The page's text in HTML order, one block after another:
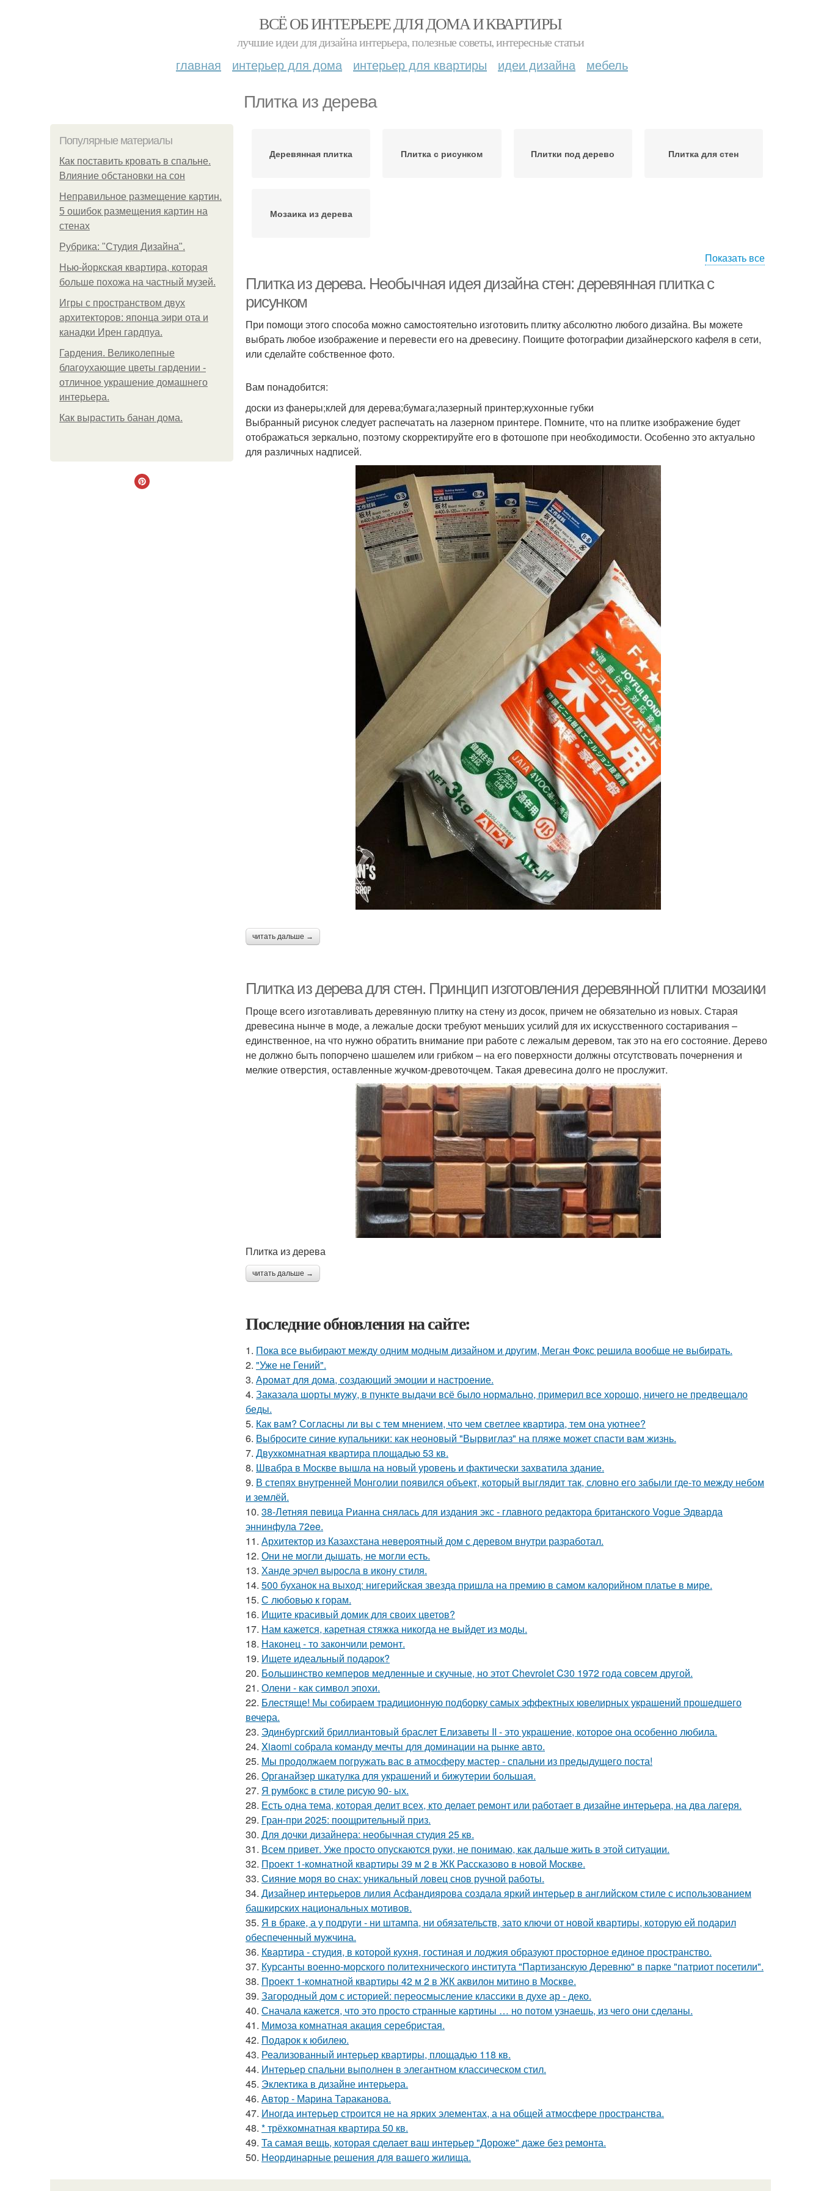
ВСЁ ОБ ИНТЕРЬЕРЕ ДЛЯ ДОМА И КВАРТИРЫ
лучшие идеи для дизайна интерьера, полезные советы, интересные статьи
главная интерьер для дома интерьер для квартиры идеи дизайна мебель
Плитка из дерева
Популярные материалы
Как поставить кровать в спальне.
Влияние обстановки на сон
Неправильное размещение картин.
5 ошибок размещения картин на
стенах
Рубрика: "Студия Дизайна".
Нью-йоркская квартира, которая
больше похожа на частный музей.
Игры с пространством двух
архитекторов: японца эири ота и
канадки Ирен гардпуа.
Гардения. Великолепные
благоухающие цветы гардении -
отличное украшение домашнего
интерьера.
Как вырастить банан дома.
Деревянная плитка Плитка с рисунком Плитки под дерево Плитка для стен
Мозаика из дерева
Показать все
Плитка из дерева. Необычная идея дизайна стен: деревянная плитка с
рисунком
При помощи этого способа можно самостоятельно изготовить плитку абсолютно любого дизайна. Вы можете
выбрать любое изображение и перевести его на древесину. Поищите фотографии дизайнерского кафеля в сети,
или сделайте собственное фото.
Вам понадобится:
доски из фанеры;клей для дерева;бумага;лазерный принтер;кухонные губки
Выбранный рисунок следует распечатать на лазерном принтере. Помните, что на плитке изображение будет
отображаться зеркально, поэтому скорректируйте его в фотошопе при необходимости. Особенно это актуально
для различных надписей.
читать дальше →
Плитка из дерева для стен. Принцип изготовления деревянной плитки мозаики
Проще всего изготавливать деревянную плитку на стену из досок, причем не обязательно из новых. Старая
древесина нынче в моде, а лежалые доски требуют меньших усилий для их искусственного состаривания –
единственное, на что нужно обратить внимание при работе с лежалым деревом, так это на его состояние. Дерево
не должно быть попорчено шашелем или грибком – на его поверхности должны отсутствовать почернения и
мелкие отверстия, оставленные жучком-древоточцем. Такая древесина долго не прослужит.
Плитка из дерева
читать дальше →
Последние обновления на сайте:
1. Пока все выбирают между одним модным дизайном и другим, Меган Фокс решила вообще не выбирать.
2. "Уже не Гений".
3. Аромат для дома, создающий эмоции и настроение.
4. Заказала шорты мужу, в пункте выдачи всё было нормально, примерил все хорошо, ничего не предвещало
беды.
5. Как вам? Согласны ли вы с тем мнением, что чем светлее квартира, тем она уютнее?
6. Выбросите синие купальники: как неоновый "Вырвиглаз" на пляже может спасти вам жизнь.
7. Двухкомнатная квартира площадью 53 кв.
8. Швабра в Москве вышла на новый уровень и фактически захватила здание.
9. В степях внутренней Монголии появился объект, который выглядит так, словно его забыли где-то между небом
и землёй.
10. 38-Летняя певица Рианна снялась для издания экс - главного редактора британского Vogue Эдварда
эннинфула 72ee.
11. Архитектор из Казахстана невероятный дом с деревом внутри разработал.
12. Они не могли дышать, не могли есть.
13. Ханде эрчел выросла в икону стиля.
14. 500 буханок на выход: нигерийская звезда пришла на премию в самом калорийном платье в мире.
15. С любовью к горам.
16. Ищите красивый домик для своих цветов?
17. Нам кажется, каретная стяжка никогда не выйдет из моды.
18. Наконец - то закончили ремонт.
19. Ищете идеальный подарок?
20. Большинство кемперов медленные и скучные, но этот Chevrolet C30 1972 года совсем другой.
21. Олени - как символ эпохи.
22. Блестяще! Мы собираем традиционную подборку самых эффектных ювелирных украшений прошедшего
вечера.
23. Эдинбургский бриллиантовый браслет Елизаветы II - это украшение, которое она особенно любила.
24. Xiaomi собрала команду мечты для доминации на рынке авто.
25. Мы продолжаем погружать вас в атмосферу мастер - спальни из предыдущего поста!
26. Органайзер шкатулка для украшений и бижутерии большая.
27. Я румбокс в стиле рисую 90- ых.
28. Есть одна тема, которая делит всех, кто делает ремонт или работает в дизайне интерьера, на два лагеря.
29. Гран-при 2025: поощрительный приз.
30. Для дочки дизайнера: необычная студия 25 кв.
31. Всем привет. Уже просто опускаются руки, не понимаю, как дальше жить в этой ситуации.
32. Проект 1-комнатной квартиры 39 м 2 в ЖК Рассказово в новой Москве.
33. Сияние моря во снах: уникальный ловец снов ручной работы.
34. Дизайнер интерьеров лилия Асфандиярова создала яркий интерьер в английском стиле с использованием
башкирских национальных мотивов.
35. Я в браке, а у подруги - ни штампа, ни обязательств, зато ключи от новой квартиры, которую ей подарил
обеспеченный мужчина.
36. Квартира - студия, в которой кухня, гостиная и лоджия образуют просторное единое пространство.
37. Курсанты военно-морского политехнического института "Партизанскую Деревню" в парке "патриот посетили".
38. Проект 1-комнатной квартиры 42 м 2 в ЖК аквилон митино в Москве.
39. Загородный дом с историей: переосмысление классики в духе ар - деко.
40. Сначала кажется, что это просто странные картины … но потом узнаешь, из чего они сделаны.
41. Мимоза комнатная акация серебристая.
42. Подарок к юбилею.
43. Реализованный интерьер квартиры, площадью 118 кв.
44. Интерьер спальни выполнен в элегантном классическом стил.
45. Эклектика в дизайне интерьера.
46. Автор - Марина Тараканова.
47. Иногда интерьер строится не на ярких элементах, а на общей атмосфере пространства.
48. * трёхкомнатная квартира 50 кв.
49. Та самая вещь, которая сделает ваш интерьер "Дороже" даже без ремонта.
50. Неординарные решения для вашего жилища.